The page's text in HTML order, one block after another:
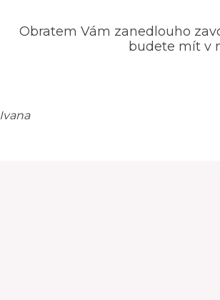
Obratem Vám zanedlouho
budete mít v
Ivana